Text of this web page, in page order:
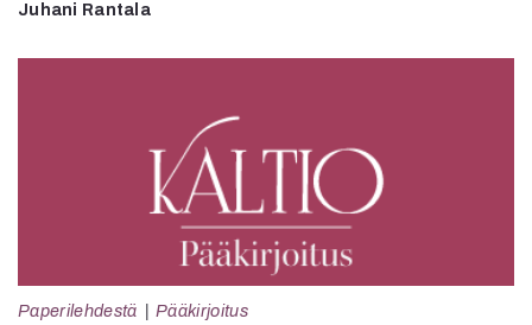
Juhani Rantala
Paperilehdestä Pääkirjoitus